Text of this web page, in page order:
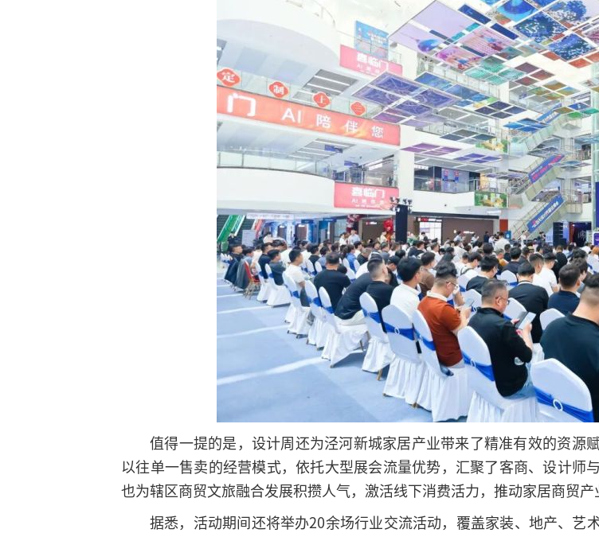
值得一提的是，设计周还为泾河新城家居产业带来了精准有效的资源
以往单一售卖的经营模式，依托大型展会流量优势，汇聚了客商、设计师
也为辖区商贸文旅融合发展积攒人气，激活线下消费活力，推动家居商贸产
据悉，活动期间还将举办20余场行业交流活动，覆盖家装、地产、